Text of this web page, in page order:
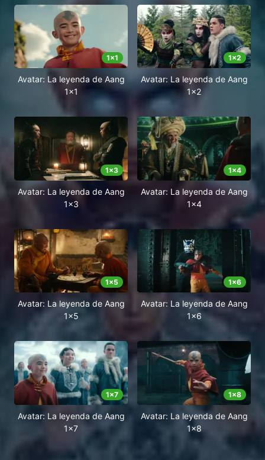
1x1
Avatar: La leyenda de Aang
1x1
1x2
Avatar: La leyenda de Aang
1x2
1x3
Avatar: La leyenda de Aang
1x3
1x4
Avatar: La leyenda de Aang
1x4
1x5
Avatar: La leyenda de Aang
1x5
1x6
Avatar: La leyenda de Aang
1x6
1x7
Avatar: La leyenda de Aang
1x7
1x8
Avatar: La leyenda de Aang
1x8